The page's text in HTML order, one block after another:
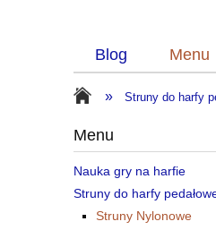
Blog Menu
» Struny do harfy
Menu
Nauka gry na harfie
Struny do harfy
Struny Nylonowe